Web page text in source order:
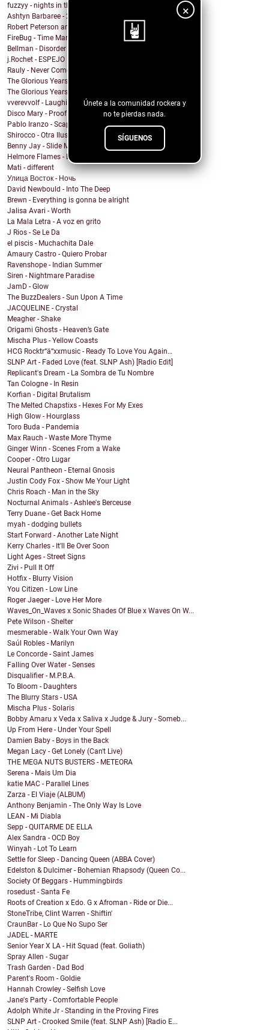
×
Únete a la comunidad rockera y
no te pierdas nada.
SÍGUENOS
fuzzyy - nights in the basement ft. long beard
Ashtyn Barbaree - 2am Shadow (Piano Version)
Robert Peterson and The Crusade - Of All The World
FireBug - Time Marches On
Bellman - Disorder
j.Rochet - ESPEJO
Rauly - Never Come Back
The Glorious Years - Cosmic Behaviour
The Glorious Years - Sweet Imperfections
vverevvolf - Laughing Til I Cry
Disco Mary - Proof
Pablo Iranzo - Scapegoat (Single Edit)
Shirocco - Otra Ilusión
Benny Jay - Slide My Way
Helmore Flames - E Pluribus Unum
Mati - different
Улица Восток - Ночь
David Newbould - Into The Deep
Brewn - Everything is gonna be alright
Jalisa Avari - Worth
La Mala Letra - A voz en grito
J Rios - Se Le Da
el piscis - Muchachita Dale
Amaury Castro - Quiero Probar
Ravenshope - Indian Summer
Siren - Nightmare Paradise
JamD - Glow
The BuzzDealers - Sun Upon A Time
JACQUELINE - Crystal
Meagher - Shake
Origami Ghosts - Heaven’s Gate
Mischa Plus - Yellow Coasts
HCG Rocktr“ä“xxmusic - Ready To Love You Again…
SLNP Art - Faded Love (feat. SLNP Ash) [Radio Edit]
Replicant's Dream - La Sombra de Tu Nombre
Tan Cologne - In Resin
Korfian - Digital Brutalism
The Melted Chapstixs - Hexes For My Exes
High Glow - Hourglass
Toro Buda - Pandemia
Max Rauch - Waste More Thyme
Ginger Winn - Scenes From a Wake
Cooper - Otro Lugar
Neural Pantheon - Eternal Gnosis
Justin Cody Fox - Show Me Your Light
Chris Roach - Man in the Sky
Nocturnal Animals - Ashlee's Berceuse
Terry Duane - Get Back Home
myah - dodging bullets
Start Forward - Another Late Night
Kerry Charles - It'll Be Over Soon
Light Ages - Street Signs
Zivi - Pull It Off
Hotfix - Blurry Vision
You Citizen - Low Line
Roger Jaeger - Love Her More
Waves_On_Waves x Sonic Shades Of Blue x Waves On W...
Pete Wilson - Shelter
mesmerable - Walk Your Own Way
Saúl Robles - Marilyn
Le Concorde - Saint James
Falling Over Water - Senses
Disqualifier - M.P.B.A.
To Bloom - Daughters
The Blurry Stars - USA
Mischa Plus - Solaris
Bobby Amaru x Veda x Saliva x Judge & Jury - Someb...
Up From Here - Under Your Spell
Damien Baby - Boys in the Back
Megan Lacy - Get Lonely (Can't Live)
THE MEGA NUTS BUSTERS - METEORA
Serena - Mais Um Dia
katie MAC - Parallel Lines
Zarza - El Viaje (ALBUM)
Anthony Benjamin - The Only Way Is Love
LEAN - Mi Diabla
Sepp - QUITARME DE ELLA
Alex Sandra - OCD Boy
Winyah - Lot To Learn
Settle for Sleep - Dancing Queen (ABBA Cover)
Edelston & Dulcimer - Bohemian Rhapsody (Queen Co...
Society Of Beggars - Hummingbirds
rosedust - Santa Fe
Roots of Creation x Edo. G x Afroman - Ride or Die...
StoneTribe, Clint Warren - Shiftin'
CraunBar - Lo Que No Supo Ser
JADEL - MARTE
Senior Year X LA - Hit Squad (feat. Goliath)
Spray Allen - Sugar
Trash Garden - Dad Bod
Parent's Room - Goldie
Hannah Crowley - Selfish Love
Jane's Party - Comfortable People
Adolph White Jr - Standing in the Proving Fires
SLNP Art - Crooked Smile (feat. SLNP Ash) [Radio E...